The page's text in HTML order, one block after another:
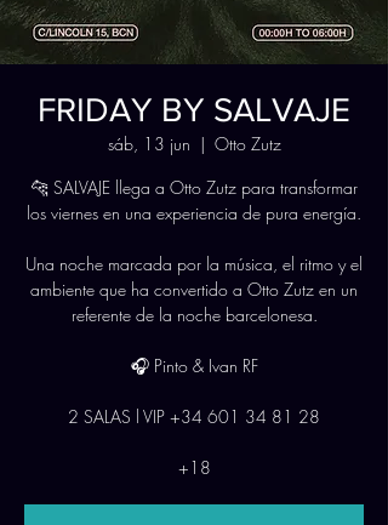
FRIDAY BY SALVAJE
sáb, 13 jun
  |
Otto Zutz
🐆 SALVAJE llega a Otto Zutz para transformar
los viernes en una experiencia de pura energía.
Una noche marcada por la música, el ritmo y el
ambiente que ha convertido a Otto Zutz en un
referente de la noche barcelonesa.
🎧 Pinto & Ivan RF
2 SALAS l VIP +34 601 34 81 28
+18